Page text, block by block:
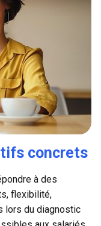
concrets
à des
flexibilité,
lors du diagnostic